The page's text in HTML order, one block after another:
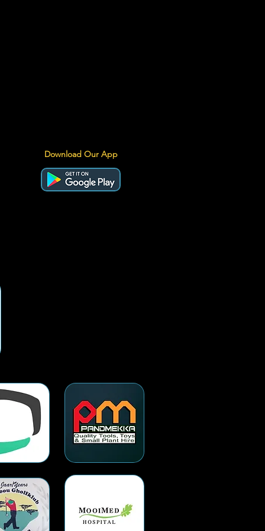
Download Our App